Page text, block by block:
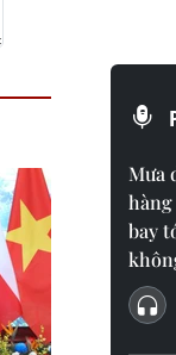
Mưa
bay